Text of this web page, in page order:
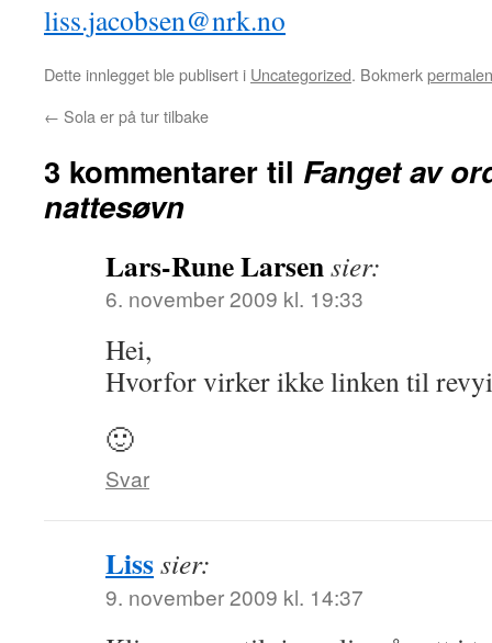
liss.jacobsen@nrk.no
Dette innlegget ble publisert i Uncategorized. Bokmerk
← Sola er på tur tilbake
3 kommentarer til Fanget av
nattesøvn
Lars-Rune Larsensier:
6. november 2009 kl. 19:33
Hei,
Hvorfor virker ikke linken til
🙂
Svar
Lisssier:
9. november 2009 kl. 14:37